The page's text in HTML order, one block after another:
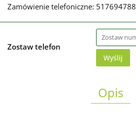
Zamówienie telefoniczne: 517694788
Zostaw telefon
Wyślij
Opis